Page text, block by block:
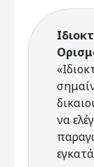
να